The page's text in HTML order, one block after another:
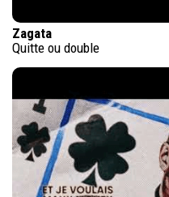
Zagata
Quitte ou double